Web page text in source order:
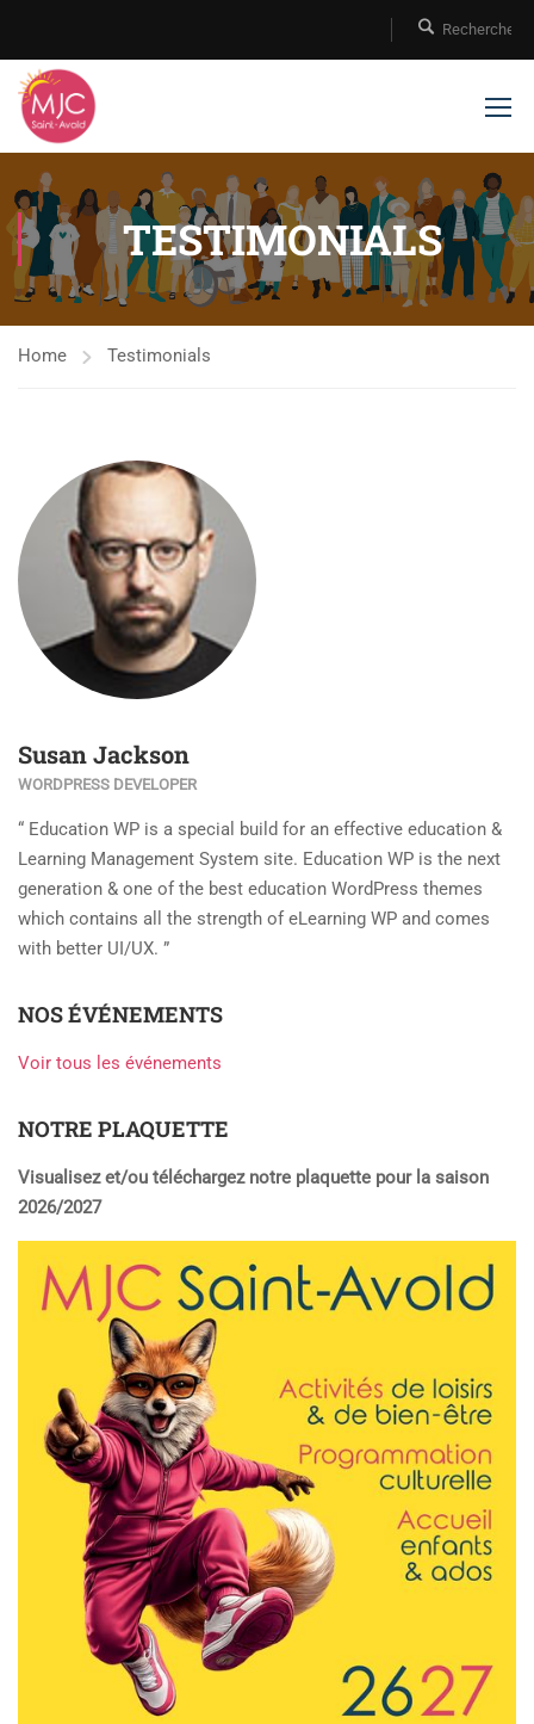
TESTIMONIALS
Home Testimonials
Susan Jackson
WORDPRESS DEVELOPER
“ Education WP is a special build for an effective education &
Learning Management System site. Education WP is the next
generation & one of the best education WordPress themes
which contains all the strength of eLearning WP and comes
with better UI/UX. ”
NOS ÉVÉNEMENTS
Voir tous les événements
NOTRE PLAQUETTE
Visualisez et/ou téléchargez notre plaquette pour la saison
2026/2027